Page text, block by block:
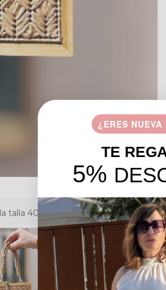
talla 40-42
¿ERES
TE
5%